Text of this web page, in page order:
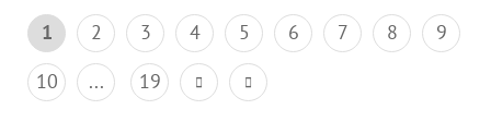
1 2 3 4 5 6 7 8
9
10
... 19